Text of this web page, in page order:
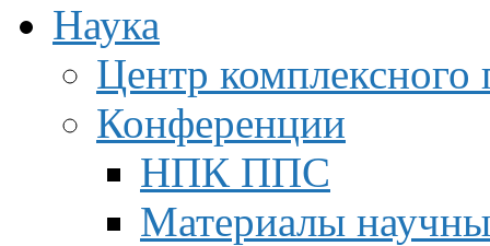
Наука
Центр
Конференции
НПК ППС
Материалы